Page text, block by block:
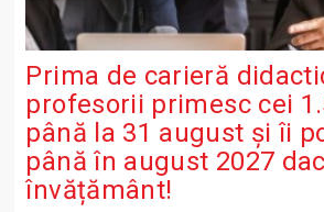
Prima de carieră
profesorii primesc cei
până la 31 august și îi
până în august 2027
învățământ!